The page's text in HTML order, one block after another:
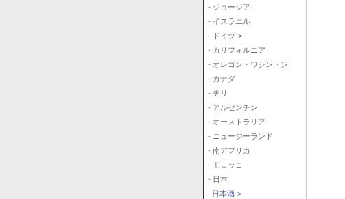
- ジョージア
- イスラエル
- ドイツ->
- カリフォルニア
- オレゴン・ワシントン
- カナダ
- チリ
- アルゼンチン
- オーストラリア
- ニュージーランド
- 南アフリカ
- モロッコ
- 日本
日本酒->